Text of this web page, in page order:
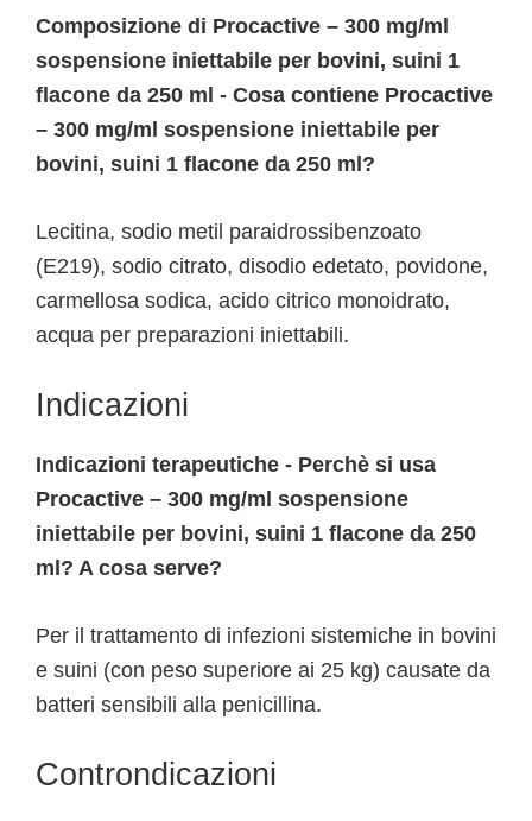
Composizione di Procactive – 300 mg/ml
sospensione iniettabile per bovini, suini 1
flacone da 250 ml - Cosa contiene Procactive
– 300 mg/ml sospensione iniettabile per
bovini, suini 1 flacone da 250 ml?
Lecitina, sodio metil paraidrossibenzoato
(E219), sodio citrato, disodio edetato, povidone,
carmellosa sodica, acido citrico monoidrato,
acqua per preparazioni iniettabili.
Indicazioni
Indicazioni terapeutiche - Perchè si usa
Procactive – 300 mg/ml sospensione
iniettabile per bovini, suini 1 flacone da 250
ml? A cosa serve?
Per il trattamento di infezioni sistemiche in bovini
e suini (con peso superiore ai 25 kg) causate da
batteri sensibili alla penicillina.
Controndicazioni